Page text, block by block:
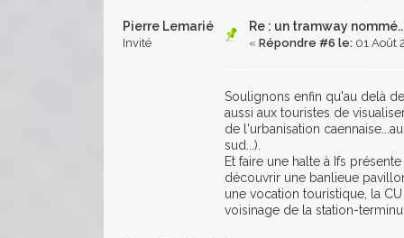
Pierre Lemarié
Invité
Re : un tramway
« Répondre #6 le: 01 Août
Soulignons enfin qu'au delà
aussi aux touristes de
de l'urbanisation
sud...).
Et faire une halte à Ifs
découvrir une banlieue
une vocation touristique, la
voisinage de la station-